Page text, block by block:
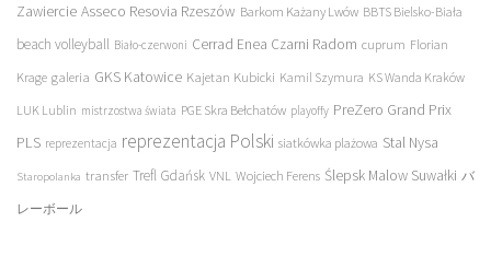
Zawiercie Asseco Resovia Rzeszów Barkom Każany Lwów BBTS Bielsko-Biała
beach volleyball Biało-czerwoni Cerrad Enea Czarni Radom cuprum Florian
Krage galeria GKS Katowice Kajetan Kubicki Kamil Szymura KS Wanda Kraków
LUK Lublin mistrzostwa świata PGE Skra Bełchatów playoffy PreZero Grand Prix
PLS reprezentacja reprezentacja Polski siatkówka plażowa Stal Nysa
Staropolanka transfer Trefl Gdańsk VNL Wojciech Ferens Ślepsk Malow Suwałki バ
レーボール